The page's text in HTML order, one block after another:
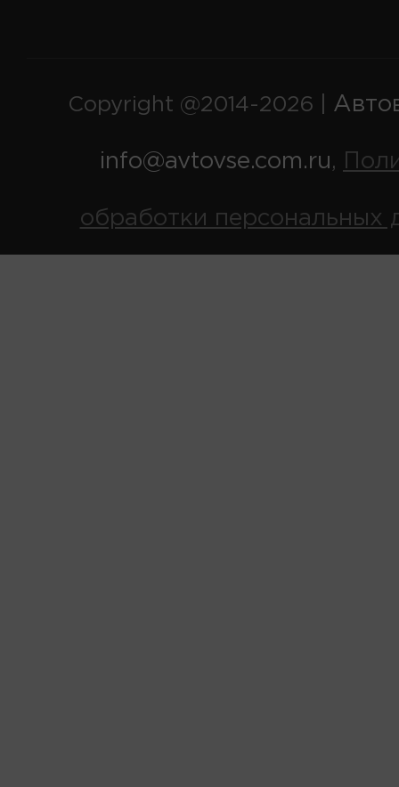
Copyright @2014-2026 |
info@avtovse.com.ru,
обработки персональных